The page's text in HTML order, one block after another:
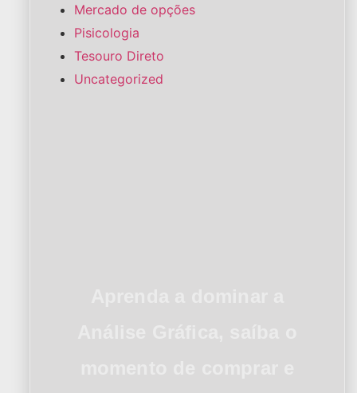
Mercado de opções
Pisicologia
Tesouro Direto
Uncategorized